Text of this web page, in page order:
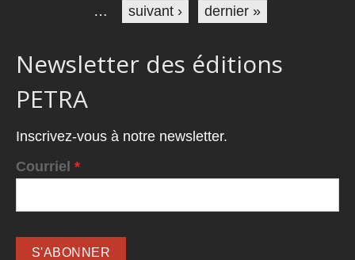
… suivant › dernier »
Newsletter des éditions
PETRA
Inscrivez-vous à notre newsletter.
Courriel *